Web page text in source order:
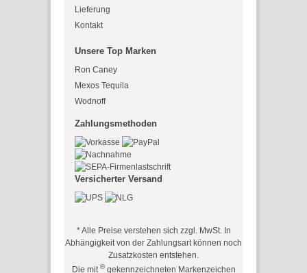
Lieferung
Kontakt
Unsere Top Marken
Ron Caney
Mexos Tequila
Wodnoff
Zahlungsmethoden
Versicherter Versand
* Alle Preise verstehen sich zzgl. MwSt. In
Abhängigkeit von der Zahlungsart können noch
Zusatzkosten entstehen.
Die mit®gekennzeichneten Markenzeichen